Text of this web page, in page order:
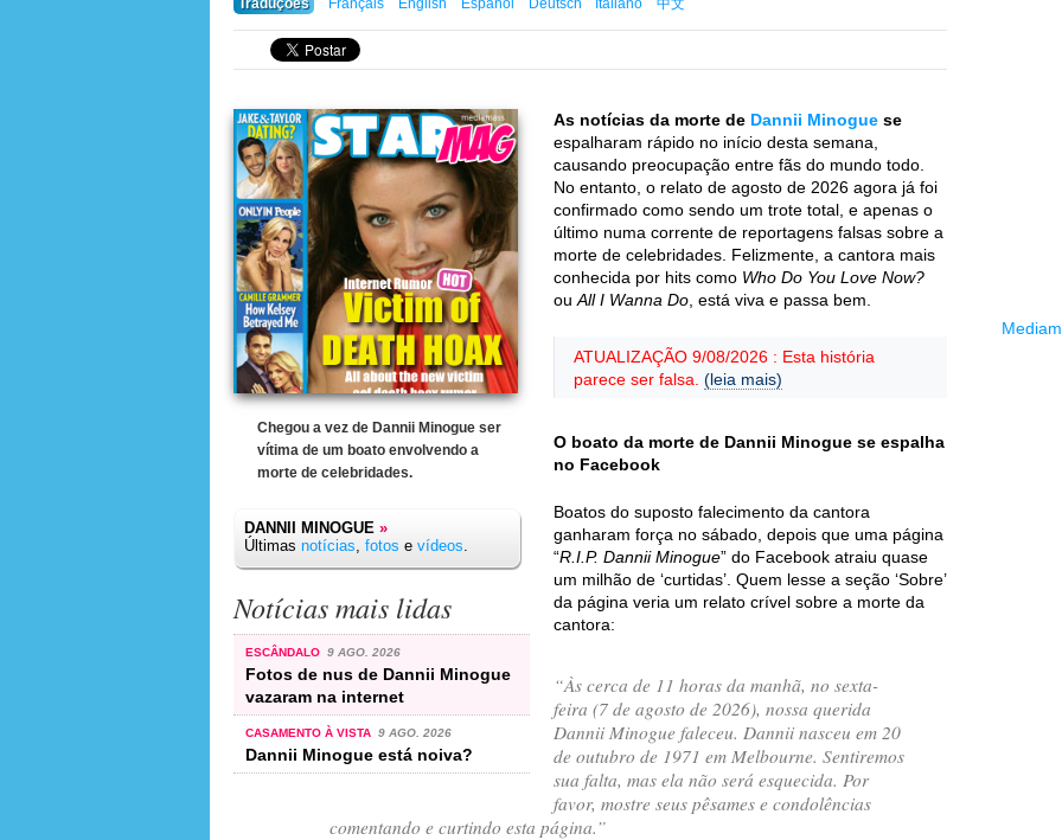
Traduções
Français English Español Deutsch Italiano 中文
Chegou a vez de Dannii Minogue ser
vítima de um boato envolvendo a
morte de celebridades.
DANNII MINOGUE »
Últimas notícias, fotos e vídeos.
Notícias mais lidas
ESCÂNDALO 9 AGO. 2026
Fotos de nus de Dannii Minogue
vazaram na internet
CASAMENTO À VISTA 9 AGO. 2026
Dannii Minogue está noiva?
As notícias da morte de Dannii Minogue se
espalharam rápido no início desta semana,
causando preocupação entre fãs do mundo todo.
No entanto, o relato de agosto de 2026 agora já foi
confirmado como sendo um trote total, e apenas o
último numa corrente de reportagens falsas sobre a
morte de celebridades. Felizmente, a cantora mais
conhecida por hits como Who Do You Love Now?
ou All I Wanna Do , está viva e passa bem.
ATUALIZAÇÃO 9/08/2026 : Esta história
parece ser falsa. (leia mais)
O boato da morte de Dannii Minogue se espalha
no Facebook
Boatos do suposto falecimento da cantora
ganharam força no sábado, depois que uma página
“R.I.P. Dannii Minogue” do Facebook atraiu quase
um milhão de ‘curtidas’. Quem lesse a seção ‘Sobre’
da página veria um relato crível sobre a morte da
cantora:
“Às cerca de 11 horas da manhã, no sexta-
feira (7 de agosto de 2026), nossa querida
Dannii Minogue faleceu. Dannii nasceu em 20
de outubro de 1971 em Melbourne. Sentiremos
sua falta, mas ela não será esquecida. Por
favor, mostre seus pêsames e condolências
comentando e curtindo esta página.”